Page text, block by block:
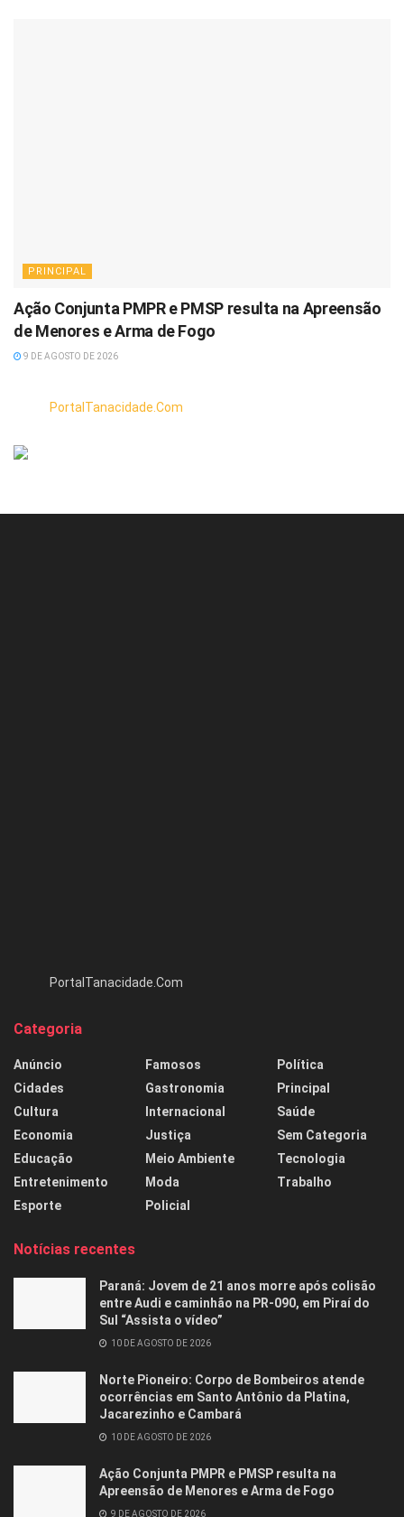
PRINCIPAL
Ação Conjunta PMPR e PMSP resulta na Apreensão
de Menores e Arma de Fogo
9 DE AGOSTO DE 2026
PortalTanacidade.Com
PortalTanacidade.Com
Categoria
Anúncio
Cidades
Cultura
Economia
Educação
Entretenimento
Esporte
Famosos
Gastronomia
Internacional
Justiça
Meio Ambiente
Moda
Policial
Política
Principal
Saúde
Sem Categoria
Tecnologia
Trabalho
Notícias recentes
Paraná: Jovem de 21 anos morre após colisão
entre Audi e caminhão na PR-090, em Piraí do
Sul “Assista o vídeo”
10 DE AGOSTO DE 2026
Norte Pioneiro: Corpo de Bombeiros atende
ocorrências em Santo Antônio da Platina,
Jacarezinho e Cambará
10 DE AGOSTO DE 2026
Ação Conjunta PMPR e PMSP resulta na
Apreensão de Menores e Arma de Fogo
9 DE AGOSTO DE 2026